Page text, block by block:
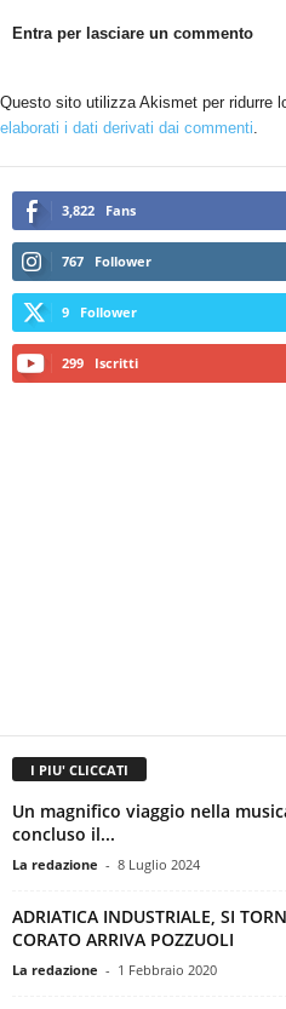
Entra per lasciare un commento
Questo sito utilizza Akismet per ridurre
elaborati i dati derivati dai commenti.
3,822 Fans
767 Follower
9 Follower
299 Iscritti
I PIU' CLICCATI
Un magnifico viaggio nella
concluso il...
La redazione - 8 Luglio 2024
ADRIATICA INDUSTRIALE, SI
CORATO ARRIVA POZZUOLI
La redazione - 1 Febbraio 2020